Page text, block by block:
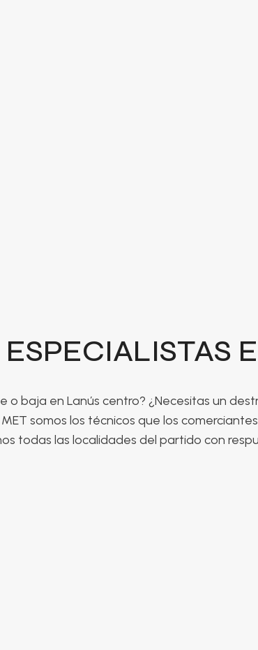
o baja en Lanús centro? ¿Necesitas un
somos los técnicos que los
todas las localidades del partido con